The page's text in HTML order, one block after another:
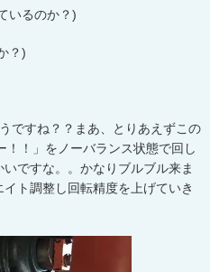
いるのか？)
？)
ですね？？まあ、とりあえずこの
！」をノーバランス状態で回し
ですな。。かなりブルブル来ま
ト調整し回転精度を上げていき